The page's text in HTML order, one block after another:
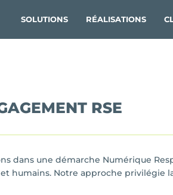
SOLUTIONS RÉALISATIONS
RSE
dans une démarche Numérique
humains. Notre approche privilégie